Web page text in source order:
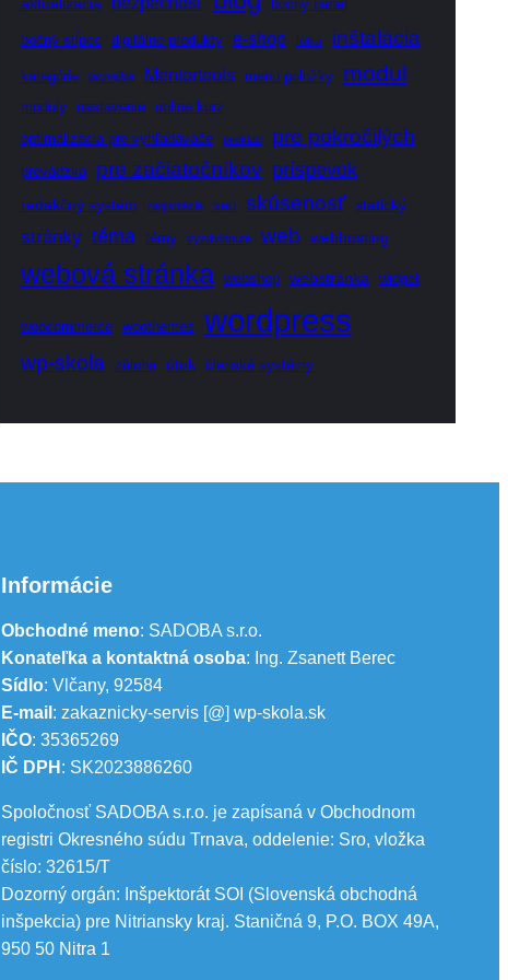
aktualizácia bočný panel
bočný stĺpec digitálne produkty e-shop fotka inštalácia
kategórie lacnejšie Mentortools menu položky modul
moduly nastavenie
online kurz
optimalizácia pre vyhľadávače
preklad pre pokročilých
prevádzka pre začiatočníkov príspevok
redakčný systém registrácia seo skúsenosť statický
stránky téma témy vyzdvihnuté web webhosting
webová stránka webshop webstránka widget
woocommerce woothemes wordpress
wp-skola záloha útok členské systémy
Informácie
Obchodné meno: SADOBA s.r.o.
Konateľka a kontaktná osoba: Ing. Zsanett Berec
Sídlo: Vlčany, 92584
E-mail : zakaznicky-servis [@] wp-skola.sk
IČO: 35365269
IČ DPH : SK2023886260
Spoločnosť SADOBA s.r.o. je zapísaná v Obchodnom
registri Okresného súdu Trnava, oddelenie: Sro, vložka
číslo: 32615/T
Dozorný orgán: Inšpektorát SOI (Slovenská obchodná
inšpekcia) pre Nitriansky kraj. Staničná 9, P.O. BOX 49A,
950 50 Nitra 1